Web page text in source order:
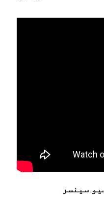
سینسر